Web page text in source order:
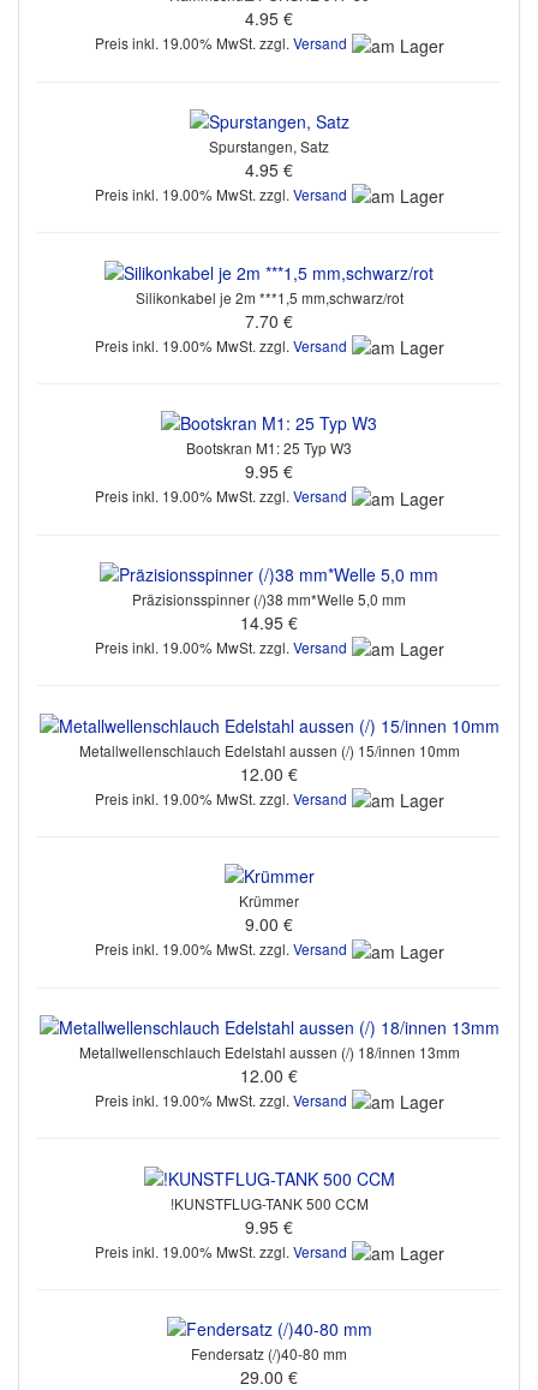
4.95 €
Preis inkl. 19.00% MwSt. zzgl. Versand
Spurstangen, Satz
4.95 €
Preis inkl. 19.00% MwSt. zzgl. Versand
Silikonkabel je 2m ***1,5 mm,schwarz/rot
7.70 €
Preis inkl. 19.00% MwSt. zzgl. Versand
Bootskran M1: 25 Typ W3
9.95 €
Preis inkl. 19.00% MwSt. zzgl. Versand
Präzisionsspinner (/)38 mm*Welle 5,0 mm
14.95 €
Preis inkl. 19.00% MwSt. zzgl. Versand
Metallwellenschlauch Edelstahl aussen (/) 15/innen 10mm
12.00 €
Preis inkl. 19.00% MwSt. zzgl. Versand
Krümmer
9.00 €
Preis inkl. 19.00% MwSt. zzgl. Versand
Metallwellenschlauch Edelstahl aussen (/) 18/innen 13mm
12.00 €
Preis inkl. 19.00% MwSt. zzgl. Versand
!KUNSTFLUG-TANK 500 CCM
9.95 €
Preis inkl. 19.00% MwSt. zzgl. Versand
Fendersatz (/)40-80 mm
29.00 €